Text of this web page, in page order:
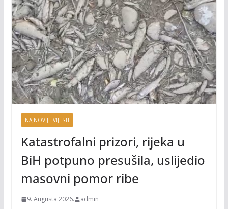
NAJNOVIJE VIJESTI
Katastrofalni prizori, rijeka u
BiH potpuno presušila, uslijedio
masovni pomor ribe
9. Augusta 2026. admin